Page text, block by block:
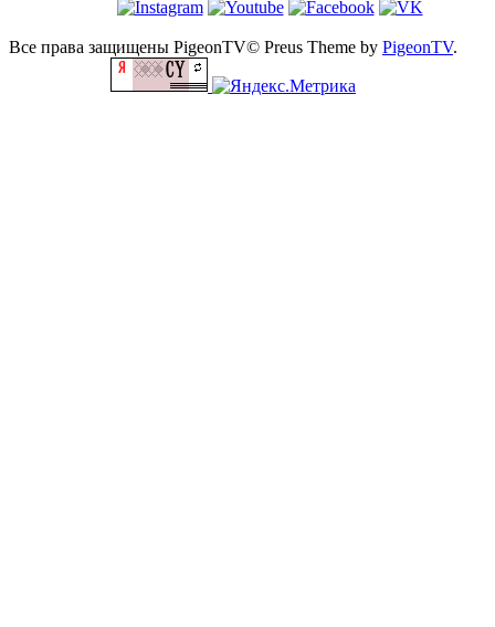
Все права защищены PigeonTV© Preus Theme by PigeonTV.